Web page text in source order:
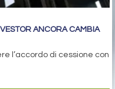
ANCORA CAMBIA
l’accordo di cessione con